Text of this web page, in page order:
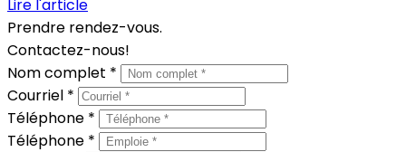
Lire l'article
Prendre rendez-vous.
Contactez-nous!
Nom complet *
Courriel *
Téléphone *
Téléphone *